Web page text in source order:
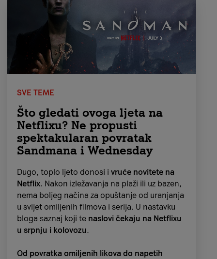
SVE TEME
Što gledati ovoga ljeta na
Netflixu? Ne propusti
spektakularan povratak
Sandmana i Wednesday
Dugo, toplo ljeto donosi i vruće novitete na
Netflix. Nakon izležavanja na plaži ili uz bazen,
nema boljeg načina za opuštanje od uranjanja
u svijet omiljenih filmova i serija. U nastavku
bloga saznaj koji te naslovi čekaju na Netflixu
u srpnju i kolovozu.
Od povratka omiljenih likova do napetih